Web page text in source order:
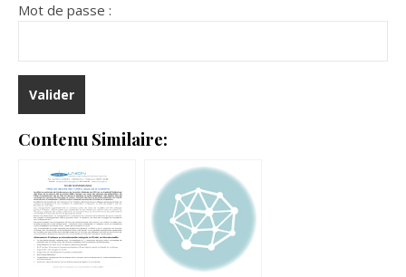
Mot de passe :
Contenu Similaire: